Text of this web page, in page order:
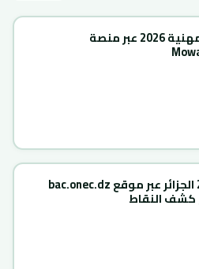
نتائج الامتحانات المهنية 2026 عبر منصة
نتائج بكالوريا 2026 الجزائر عبر موقع bac.onec.dz
كشف النقاط